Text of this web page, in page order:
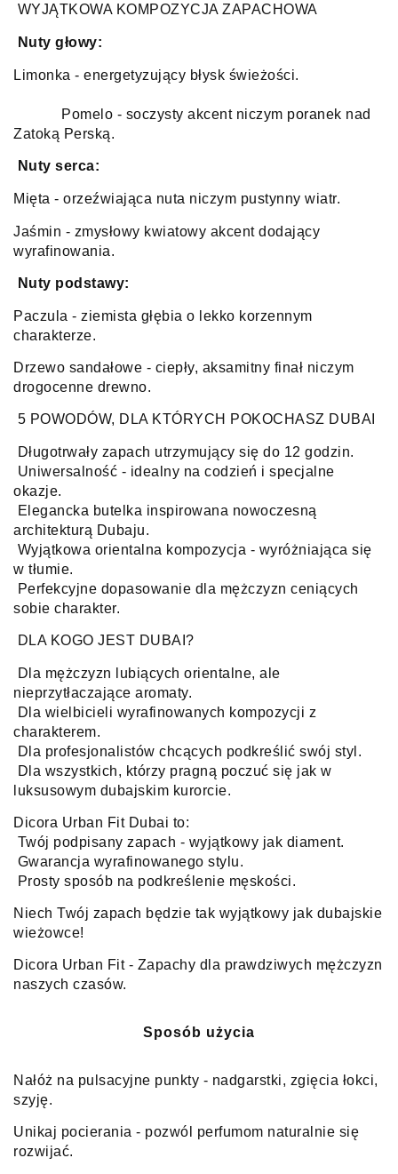
WYJĄTKOWA KOMPOZYCJA ZAPACHOWA
Nuty głowy:
Limonka - energetyzujący błysk świeżości.
Pomelo - soczysty akcent niczym poranek nad
Zatoką Perską.
Nuty serca:
Mięta - orzeźwiająca nuta niczym pustynny wiatr.
Jaśmin - zmysłowy kwiatowy akcent dodający
wyrafinowania.
Nuty podstawy:
Paczula - ziemista głębia o lekko korzennym
charakterze.
Drzewo sandałowe - ciepły, aksamitny finał niczym
drogocenne drewno.
5 POWODÓW, DLA KTÓRYCH POKOCHASZ DUBAI
Długotrwały zapach utrzymujący się do 12 godzin.
Uniwersalność - idealny na codzień i specjalne
okazje.
Elegancka butelka inspirowana nowoczesną
architekturą Dubaju.
Wyjątkowa orientalna kompozycja - wyróżniająca się
w tłumie.
Perfekcyjne dopasowanie dla mężczyzn ceniących
sobie charakter.
DLA KOGO JEST DUBAI?
Dla mężczyzn lubiących orientalne, ale
nieprzytłaczające aromaty.
Dla wielbicieli wyrafinowanych kompozycji z
charakterem.
Dla profesjonalistów chcących podkreślić swój styl.
Dla wszystkich, którzy pragną poczuć się jak w
luksusowym dubajskim kurorcie.
Dicora Urban Fit Dubai to:
Twój podpisany zapach - wyjątkowy jak diament.
Gwarancja wyrafinowanego stylu.
Prosty sposób na podkreślenie męskości.
Niech Twój zapach będzie tak wyjątkowy jak dubajskie
wieżowce!
Dicora Urban Fit - Zapachy dla prawdziwych mężczyzn
naszych czasów.
Sposób użycia
Nałóż na pulsacyjne punkty - nadgarstki, zgięcia łokci,
szyję.
Unikaj pocierania - pozwól perfumom naturalnie się
rozwijać.